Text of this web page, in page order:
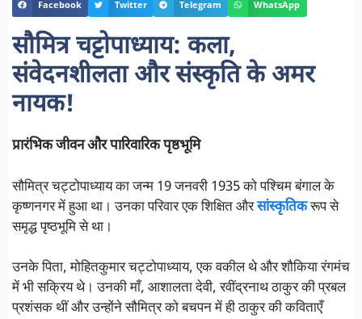
Facebook Twitter Telegram WhatsApp
सौमित्र चट्टोपाध्याय: कला,
संवेदनशीलता और संस्कृति के अमर
नायक!
प्रारंभिक जीवन और पारिवारिक पृष्ठभूमि
सौमित्र चट्टोपाध्याय का जन्म 19 जनवरी 1935 को पश्चिम बंगाल के
कृष्णनगर में हुआ था। उनका परिवार एक शिक्षित औरसांस्कृतिकरूप से
समृद्ध पृष्ठभूमि से था।
उनके पिता, मोहितकुमार चट्टोपाध्याय, एक वकील थे और शौकिया रंगमंच
में भी सक्रिय थे। उनकी माँ, आशालता देवी, रवींद्रनाथ ठाकुर की प्रबल
प्रशंसक थीं और उन्होंने सौमित्र को बचपन में ही ठाकुर की कविताएँ